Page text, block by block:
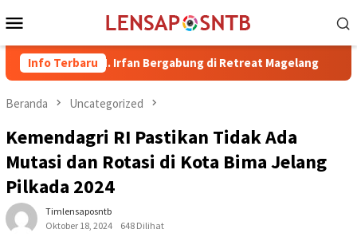
ke
Mobile
Info Terbaru
dr. H. Irfan Bergabung di Retreat Magelang Rutan Kelas
Beranda Uncategorized
Kemendagri RI Pastikan Tidak Ada
Mutasi dan Rotasi di Kota Bima Jelang
Pilkada 2024
Timlensaposntb
Oktober 18, 2024
648 Dilihat